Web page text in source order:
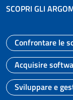
SCOPRI GLI
Confrontare le
Vai
Acquisire
Sviluppare e